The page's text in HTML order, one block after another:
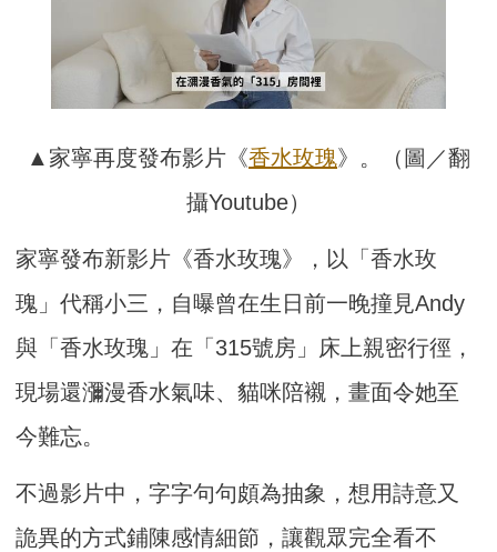
▲家寧再度發布影片《香水玫瑰》。（圖／翻
攝Youtube）
家寧發布新影片《香水玫瑰》，以「香水玫
瑰」代稱小三，自曝曾在生日前一晚撞見Andy
與「香水玫瑰」在「315號房」床上親密行徑，
現場還瀰漫香水氣味、貓咪陪襯，畫面令她至
今難忘。
不過影片中，字字句句頗為抽象，想用詩意又
詭異的方式鋪陳感情細節，讓觀眾完全看不